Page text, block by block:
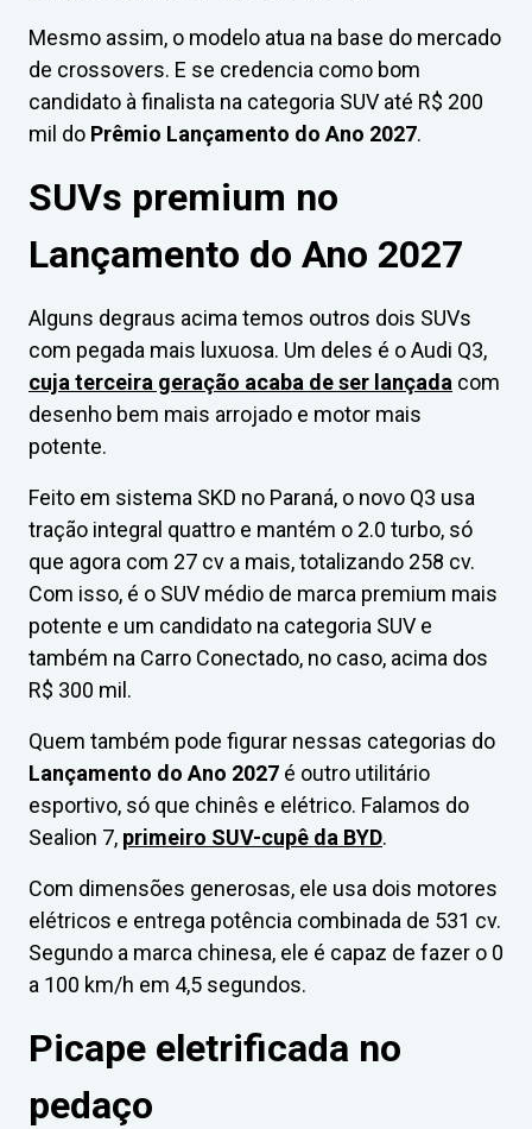
Mesmo assim, o modelo atua na base do mercado
de crossovers. E se credencia como bom
candidato à finalista na categoria SUV até R$ 200
mil do Prêmio Lançamento do Ano 2027.
SUVs premium no
Lançamento do Ano 2027
Alguns degraus acima temos outros dois SUVs
com pegada mais luxuosa. Um deles é o Audi Q3,
cuja terceira geração acaba de ser lançada com
desenho bem mais arrojado e motor mais
potente.
Feito em sistema SKD no Paraná, o novo Q3 usa
tração integral quattro e mantém o 2.0 turbo, só
que agora com 27 cv a mais, totalizando 258 cv.
Com isso, é o SUV médio de marca premium mais
potente e um candidato na categoria SUV e
também na Carro Conectado, no caso, acima dos
R$ 300 mil.
Quem também pode figurar nessas categorias do
Lançamento do Ano 2027 é outro utilitário
esportivo, só que chinês e elétrico. Falamos do
Sealion 7, primeiro SUV-cupê da BYD.
Com dimensões generosas, ele usa dois motores
elétricos e entrega potência combinada de 531 cv.
Segundo a marca chinesa, ele é capaz de fazer o 0
a 100 km/h em 4,5 segundos.
Picape eletrificada no
pedaço